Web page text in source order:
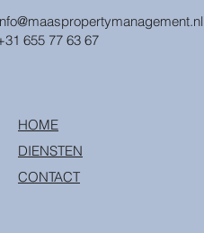
655 77 63 67
HOME
DIENSTEN
CONTACT